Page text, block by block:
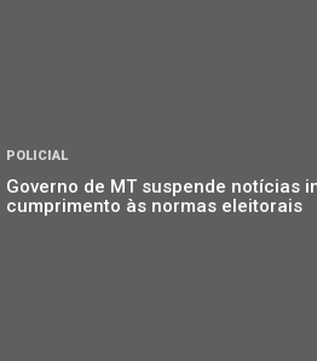
POLICIAL
Governo de MT suspende notícias
cumprimento às normas eleitorais